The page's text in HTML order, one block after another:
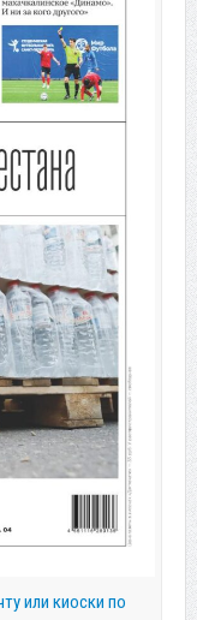
или киоски по